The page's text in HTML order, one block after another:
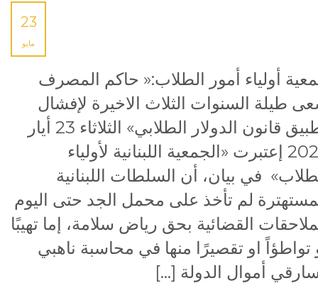
23
مايو
أولياء أمور الطلاب:« حاكم المصرف
طيلة السنوات الثلاث الاخيرة لإفشال
تطبيق قانون الدولار الطلابي» الثلاثاء 23 أيار
2023 إعتبرت «الجمعية اللبنانية لأولياء
في بيان، أن السلطات اللبنانية
لم تأخذ على محمل الجد حتى اليوم
القضائية بحق رياض سلامة، إما تهيبًا
تواطؤاً او تقصيرًا منها في محاسبة ناهبي
أموال الدولة […]